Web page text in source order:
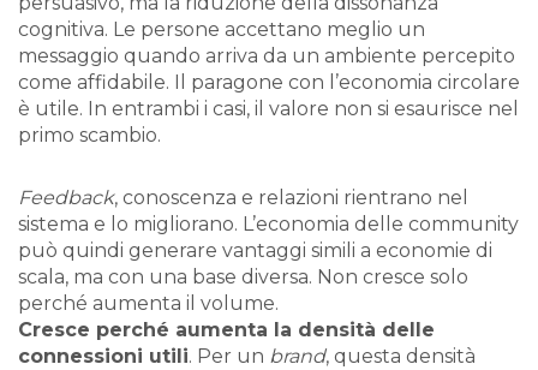
cognitiva. Le persone accettano meglio un
messaggio quando arriva da un ambiente percepito
come affidabile. Il paragone con l’economia circolare
è utile. In entrambi i casi, il valore non si esaurisce nel
primo scambio.
Feedback, conoscenza e relazioni rientrano nel
sistema e lo migliorano. L’economia delle community
può quindi generare vantaggi simili a economie di
scala, ma con una base diversa. Non cresce solo
perché aumenta il volume.
Cresce perché aumenta la densità delle
connessioni utili. Per un brand, questa densità